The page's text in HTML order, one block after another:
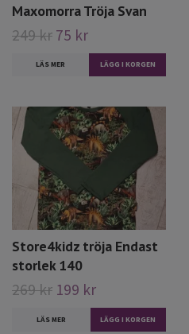
Maxomorra Tröja Svan
249 kr 75 kr
LÄS MER LÄGG I KORGEN
Store4kidz tröja Endast
storlek 140
269 kr 199 kr
LÄS MER